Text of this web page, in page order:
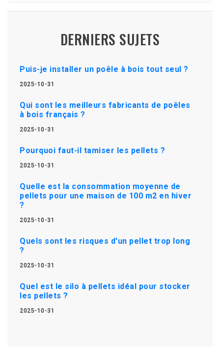
DERNIERS SUJETS
Puis-je installer un poêle à bois tout seul ?
2025-10-31
Qui sont les meilleurs fabricants de poêles
à bois français ?
2025-10-31
Pourquoi faut-il tamiser les pellets ?
2025-10-31
Quelle est la consommation moyenne de
pellets pour une maison de 100 m2 en hiver
?
2025-10-31
Quels sont les risques d'un pellet trop long
?
2025-10-31
Quel est le silo à pellets idéal pour stocker
les pellets ?
2025-10-31